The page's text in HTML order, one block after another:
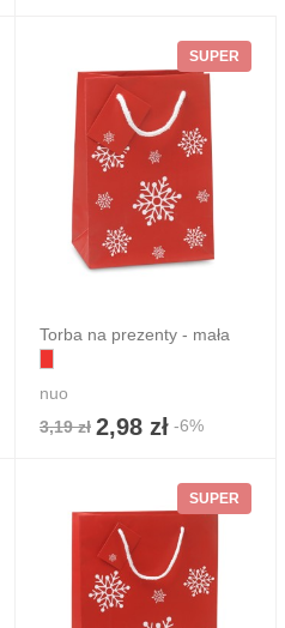
SUPER
Torba na prezenty - mała
nuo
3,19 zł 2,98 zł -6%
SUPER